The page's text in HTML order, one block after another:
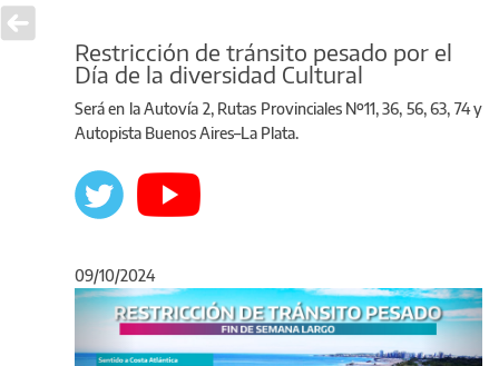
Restricción de tránsito pesado por el
Día de la diversidad Cultural
Será en la Autovía 2, Rutas Provinciales Nº11, 36, 56, 63, 74 y
Autopista Buenos Aires–La Plata.
09/10/2024
Anterior